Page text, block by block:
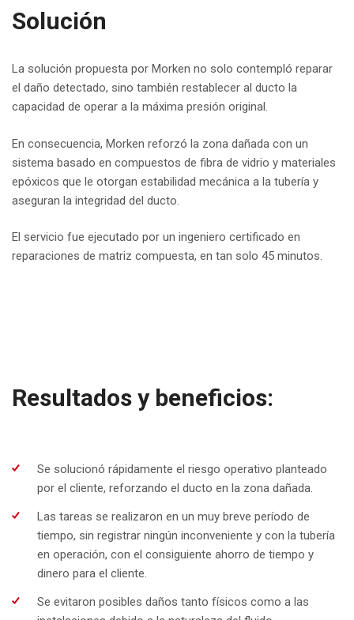
Solución
La solución propuesta por Morken no solo contempló reparar
el daño detectado, sino también restablecer al ducto la
capacidad de operar a la máxima presión original.
En consecuencia, Morken reforzó la zona dañada con un
sistema basado en compuestos de fibra de vidrio y materiales
epóxicos que le otorgan estabilidad mecánica a la tubería y
aseguran la integridad del ducto.
El servicio fue ejecutado por un ingeniero certificado en
reparaciones de matriz compuesta, en tan solo 45 minutos.
Resultados y beneficios:
Se solucionó rápidamente el riesgo operativo planteado
por el cliente, reforzando el ducto en la zona dañada.
Las tareas se realizaron en un muy breve período de
tiempo, sin registrar ningún inconveniente y con la tubería
en operación, con el consiguiente ahorro de tiempo y
dinero para el cliente.
Se evitaron posibles daños tanto físicos como a las